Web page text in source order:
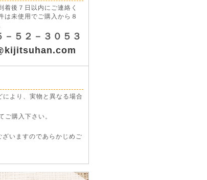
着後７日以内にご連絡く
は未使用でご購入から８
－５２－３０５３
より、実物と異なる場合
購入下さい。
いますのであらかじめご